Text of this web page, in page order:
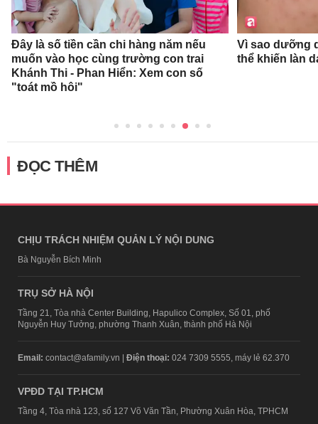
Đây là số tiền cần chi hàng năm nếu
muốn vào học cùng trường con trai
Khánh Thi - Phan Hiển: Xem con số
"toát mồ hôi"
Vì sao dưỡng
thể khiến làn
ĐỌC THÊM
CHỊU TRÁCH NHIỆM QUẢN LÝ NỘI DUNG
Bà Nguyễn Bích Minh
TRỤ SỞ HÀ NỘI
Tầng 21, Tòa nhà Center Building, Hapulico Complex, Số 01, phố
Nguyễn Huy Tưởng, phường Thanh Xuân, thành phố Hà Nội
Email: contact@afamily.vn | Điện thoại: 024 7309 5555, máy lẻ 62.370
VPĐD TẠI TP.HCM
Tầng 4, Tòa nhà 123, số 127 Võ Văn Tần, Phường Xuân Hòa, TPHCM